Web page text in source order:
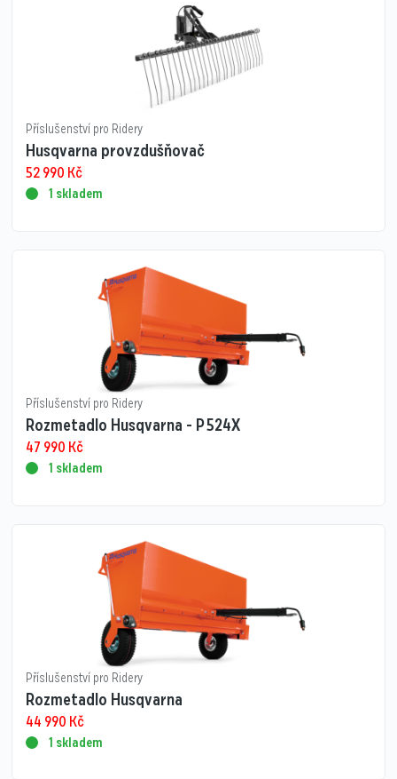
Příslušenství pro Ridery
Husqvarna provzdušňovač
52 990 Kč
1 skladem
Příslušenství pro Ridery
Rozmetadlo Husqvarna - P 524X
47 990 Kč
1 skladem
Příslušenství pro Ridery
Rozmetadlo Husqvarna
44 990 Kč
1 skladem